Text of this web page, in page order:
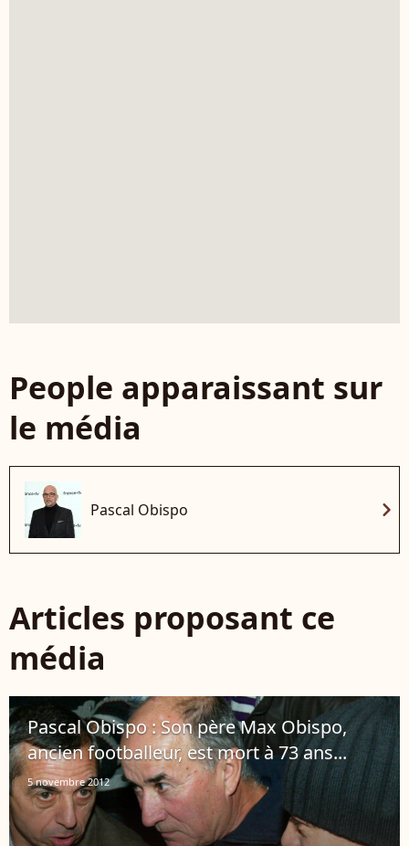
People apparaissant sur
le média
Pascal Obispo chevron_right
Articles proposant ce
média
Pascal Obispo : Son père Max Obispo,
ancien footballeur, est mort à 73 ans...
5 novembre 2012